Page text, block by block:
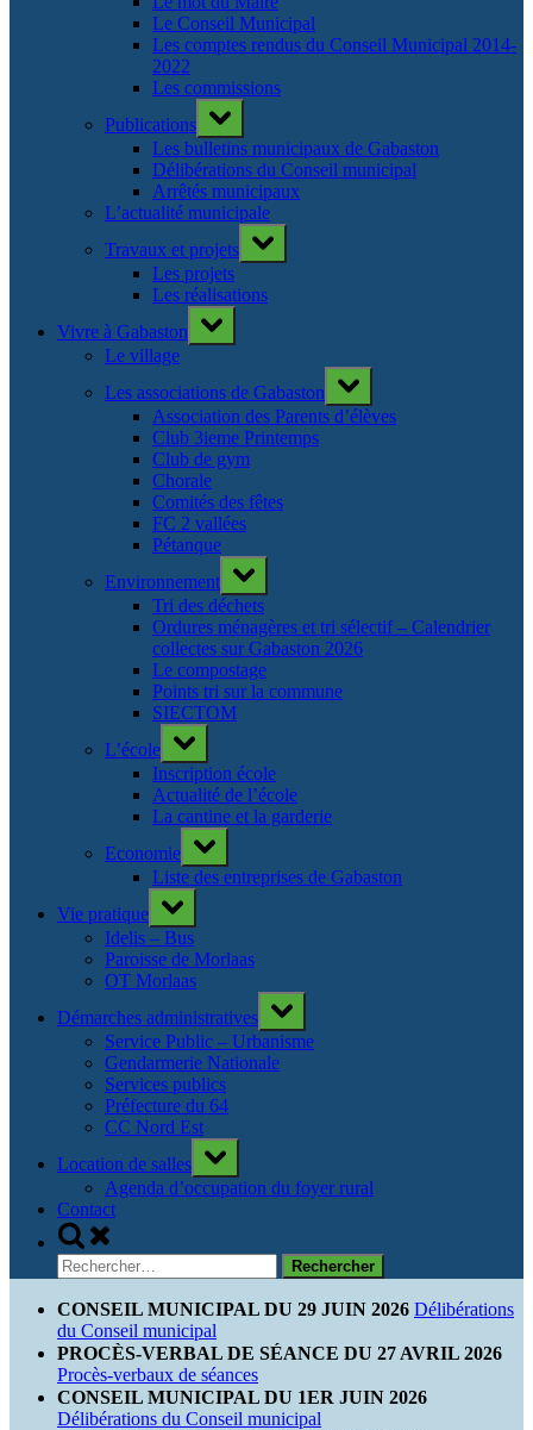
Le Conseil Municipal
Les comptes rendus du Conseil Municipal 2014-
2022
Les commissions
Publications
Toggle
sub-
menu
Les bulletins municipaux de Gabaston
Délibérations du Conseil municipal
Arrêtés municipaux
L’actualité municipale
Travaux et projets
Toggle
sub-
Les projets
Les réalisations
Vivre à Gabaston
Toggle
sub-
Le village
Les associations de Gabaston
Toggle
sub-
menu
Association des Parents d’élèves
Club 3ieme Printemps
Club de gym
Chorale
Comités des fêtes
FC 2 vallées
Pétanque
Environnement
Toggle
sub-
menu
Tri des déchets
Ordures ménagères et tri sélectif – Calendrier
collectes sur Gabaston 2026
Le compostage
Points tri sur la commune
SIECTOM
L’école
Toggle
sub-
menu
Inscription école
Actualité de l’école
La cantine et la garderie
Economie
Toggle
sub-
menu
Liste des entreprises de Gabaston
Vie pratique
Toggle
sub-
menu
Idelis – Bus
Paroisse de Morlaas
OT Morlaas
Démarches administratives
Toggle
sub-
menu
Service Public – Urbanisme
Gendarmerie Nationale
Services publics
Préfecture du 64
CC Nord Est
Location de salles
Toggle
sub-
menu
Agenda d’occupation du foyer rural
Contact
Toggle
search
form
Rechercher :
CONSEIL MUNICIPAL DU 29 JUIN 2026 Délibérations
du Conseil municipal
PROCÈS-VERBAL DE SÉANCE DU 27 AVRIL 2026
Procès-verbaux de séances
CONSEIL MUNICIPAL DU 1ER JUIN 2026
Délibérations du Conseil municipal